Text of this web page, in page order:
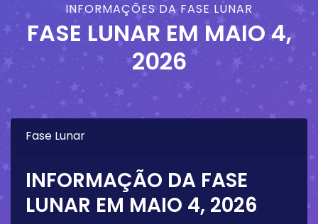
INFORMAÇÕES DA FASE LUNAR
FASE LUNAR EM MAIO 4,
2026
Fase Lunar
INFORMAÇÃO DA FASE
LUNAR EM MAIO 4, 2026